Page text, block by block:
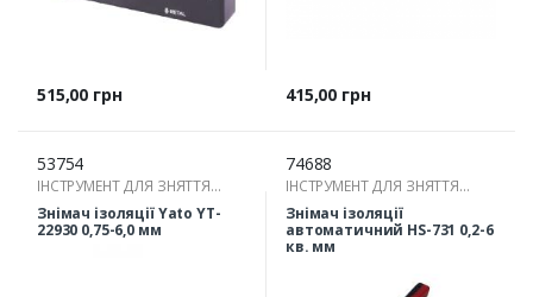
Ціна
515,00 грн Ціна
415,00 грн
53754
ІНСТРУМЕНТ ДЛЯ ЗНЯТТЯ
ІЗОЛЯЦІЇ
Знімач ізоляції Yato YT-
22930 0,75-6,0 мм
74688
ІНСТРУМЕНТ ДЛЯ ЗНЯТТЯ
ІЗОЛЯЦІЇ
Знімач ізоляції
автоматичний HS-731 0,2-6
кв. мм